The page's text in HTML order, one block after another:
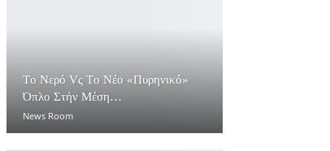
Τo Νερό Vς Τo Νέο «πυρηνικό»
Όπλο Στήν Μέση…
News Room